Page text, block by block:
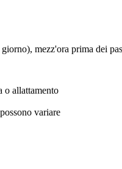
mezz'ora prima dei
o allattamento
variare